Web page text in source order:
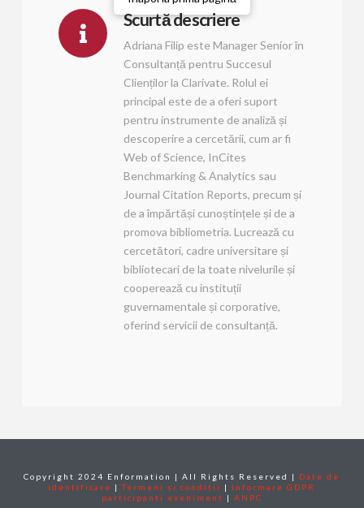
Scurtă descriere
Adriana Filip este Manager Senior în
Consultanță pentru Succesul
Clienților la Clarivate. Rolul ei
principal este de a oferi suport
pentru instrumente de analiză și
descoperire a cercetării, cum ar fi
Web of Science, InCites
Benchmarking & Analytics sau
Journal Citation Reports, precum și
de a împărtăși cunoștințele și de a
promova bibliometria. Lucrează cu
cercetători, cadre universitare și
bibliotecari de la toate nivelurile și
cooperează cu instituții
guvernamentale și corporative,
oferind servicii de consultanță.
Copyright 2024 Enformation | All Rights Reserved | Date de
identificare |Termeni si conditii | Informare GDPR
participanti eveniment | ANPC